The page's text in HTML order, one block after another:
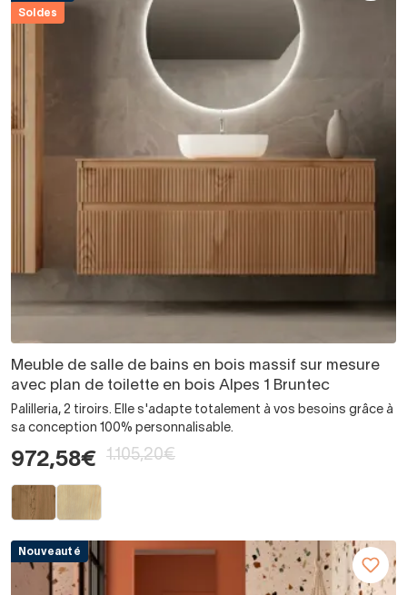
Soldes
Meuble de salle de bains en bois massif sur mesure
avec plan de toilette en bois Alpes 1 Bruntec
Palilleria, 2 tiroirs. Elle s'adapte totalement à vos besoins grâce à
sa conception 100% personnalisable.
972,58€ 1.105,20€
Nouveauté